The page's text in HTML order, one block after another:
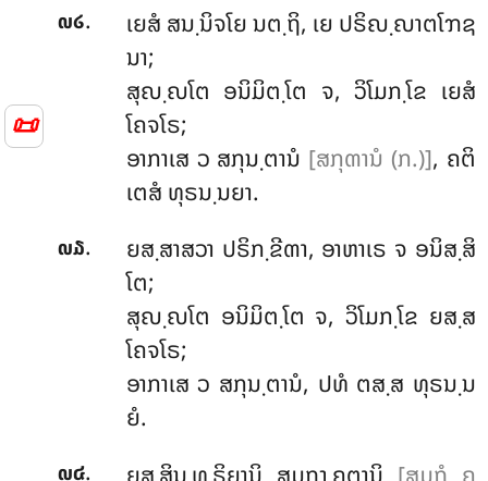
📜
໙໒. ເຍສໍ ສນ຺ນິຈໂຍ ນຕ຺ຖິ, ເຍ ປຣິຎ຺ຎາຕໂຠຊ
ນາ;
ສຸຎ຺ຎໂຕ ອນິມິຕ຺ໂຕ ຈ, ວິໂມກ຺ໂຂ ເຍສໍ
ໂຄຈໂຣ;
ອາກາເສ ວ ສກຸນ຺ຕານໍ [ສກຸຓານໍ (ກ.)], ຄຕິ
ເຕສໍ ທຸຣນ຺ນຍາ.
໙໓. ຍສ຺ສາສວາ ປຣິກ຺ຂີຓາ, ອາຫາເຣ ຈ ອນິສ຺ສິ
ໂຕ;
ສຸຎ຺ຎໂຕ ອນິມິຕ຺ໂຕ ຈ, ວິໂມກ຺ໂຂ ຍສ຺ສ
ໂຄຈໂຣ;
ອາກາເສ ວ ສກຸນ຺ຕານໍ, ປທໍ ຕສ຺ສ ທຸຣນ຺ນ
ຍໍ.
໙໔.